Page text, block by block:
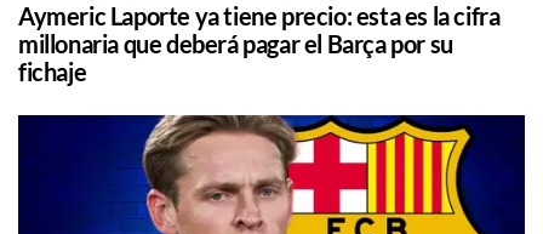
Aymeric Laporte ya tiene precio: esta es la cifra
millonaria que deberá pagar el Barça por su
fichaje